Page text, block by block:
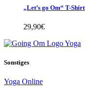
„Let’s go Om“ T-Shirt
29,90€
Sonstiges
Yoga Online